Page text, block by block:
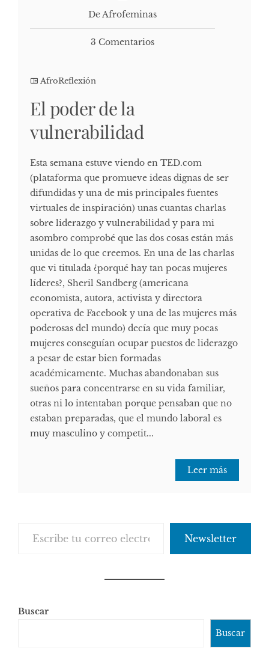
De Afrofeminas
3 Comentarios
AfroReflexión
El poder de la
vulnerabilidad
Esta semana estuve viendo en TED.com
(plataforma que promueve ideas dignas de ser
difundidas y una de mis principales fuentes
virtuales de inspiración) unas cuantas charlas
sobre liderazgo y vulnerabilidad y para mi
asombro comprobé que las dos cosas están más
unidas de lo que creemos. En una de las charlas
que vi titulada ¿porqué hay tan pocas mujeres
líderes?, Sheril Sandberg (americana
economista, autora, activista y directora
operativa de Facebook y una de las mujeres más
poderosas del mundo) decía que muy pocas
mujeres conseguían ocupar puestos de liderazgo
a pesar de estar bien formadas
académicamente. Muchas abandonaban sus
sueños para concentrarse en su vida familiar,
otras ni lo intentaban porque pensaban que no
estaban preparadas, que el mundo laboral es
muy masculino y competit...
Leer más
Newsletter
Buscar
Buscar